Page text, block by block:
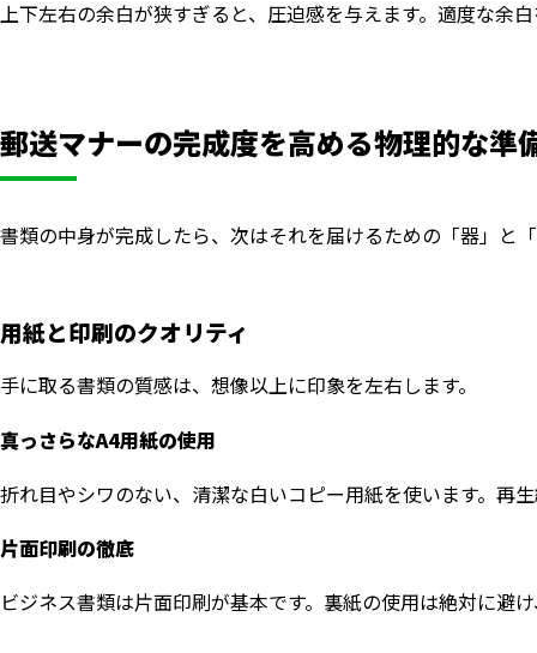
上下左右の余白が狭すぎると、圧迫感を与えます。適度な余
郵送マナーの完成度を高める物理的な準
書類の中身が完成したら、次はそれを届けるための「器」と
用紙と印刷のクオリティ
手に取る書類の質感は、想像以上に印象を左右します。
真っさらなA4用紙の使用
折れ目やシワのない、清潔な白いコピー用紙を使います。再
片面印刷の徹底
ビジネス書類は片面印刷が基本です。裏紙の使用は絶対に避